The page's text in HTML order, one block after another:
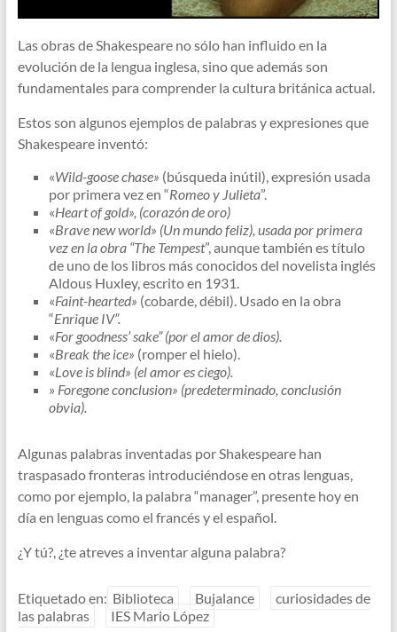
Las obras de Shakespeare no sólo han influido en la
evolución de la lengua inglesa, sino que además son
fundamentales para comprender la cultura británica actual.
Estos son algunos ejemplos de palabras y expresiones que
Shakespeare inventó:
«Wild-goose chase» (búsqueda inútil), expresión usada
por primera vez en “Romeo y Julieta”.
«Heart of gold», (corazón de oro)
«Brave new world» (Un mundo feliz), usada por primera
vez en la obra “The Tempest”, aunque también es título
de uno de los libros más conocidos del novelista inglés
Aldous Huxley, escrito en 1931.
«Faint-hearted» (cobarde, débil). Usado en la obra
“Enrique IV”.
«For goodness’ sake” (por el amor de dios).
«Break the ice» (romper el hielo).
«Love is blind» (el amor es ciego).
» Foregone conclusion» (predeterminado, conclusión
obvia).
Algunas palabras inventadas por Shakespeare han
traspasado fronteras introduciéndose en otras lenguas,
como por ejemplo, la palabra “manager”, presente hoy en
día en lenguas como el francés y el español.
¿Y tú?, ¿te atreves a inventar alguna palabra?
Etiquetado en: Biblioteca Bujalance
curiosidades de
las palabras
IES Mario López